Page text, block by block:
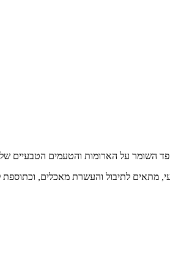
השומר על הארומות והטעמים
מתאים לתיבול והעשרת מאכלים, וכתוספת